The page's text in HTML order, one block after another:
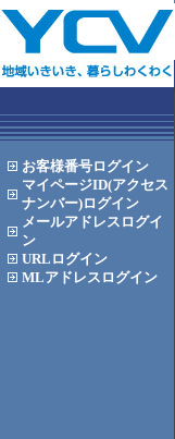
お客様番号ログイン
マイページID(アクセス
ナンバー)ログイン
メールアドレス ログイ
ン
URL ログイン
MLアドレス ログイン